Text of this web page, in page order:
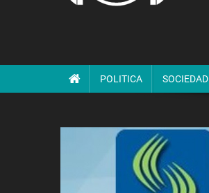
POLITICA SOCIEDAD